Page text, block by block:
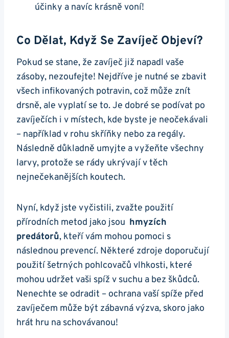
účinky a navíc ‍krásně voní!
Co ‍dělat, Když ​se Zavíječ Objeví?
Pokud se stane, že zavíječ již napadl vaše‍
zásoby, nezoufejte! Nejdříve⁤ je nutné se zbavit
všech⁣ infikovaných potravin, ⁤což může znít
drsně, ale vyplatí se to. ​Je dobré se podívat po
zavíječích i v místech, kde byste je neočekávali
– ⁣například v rohu skříňky nebo za regály.
Následně důkladně umyjte a vyžeňte všechny
larvy, protože se rády ukrývají v těch
nejnečekanějších koutech.
Nyní, když‌ jste vyčistili, zvažte⁣ použití
přírodních metod jako jsou ⁤ hmyzích⁣
predátorů, kteří vám mohou pomoci s
následnou prevencí. Některé zdroje doporučují
použití šetrných pohlcovačů vlhkosti, které
mohou udržet vaši spíž v suchu a bez škůdců.
Nenechte se odradit – ochrana vaší spíže před
zavíječem může⁣ být zábavná výzva, skoro jako
‌hrát hru na schovávanou!